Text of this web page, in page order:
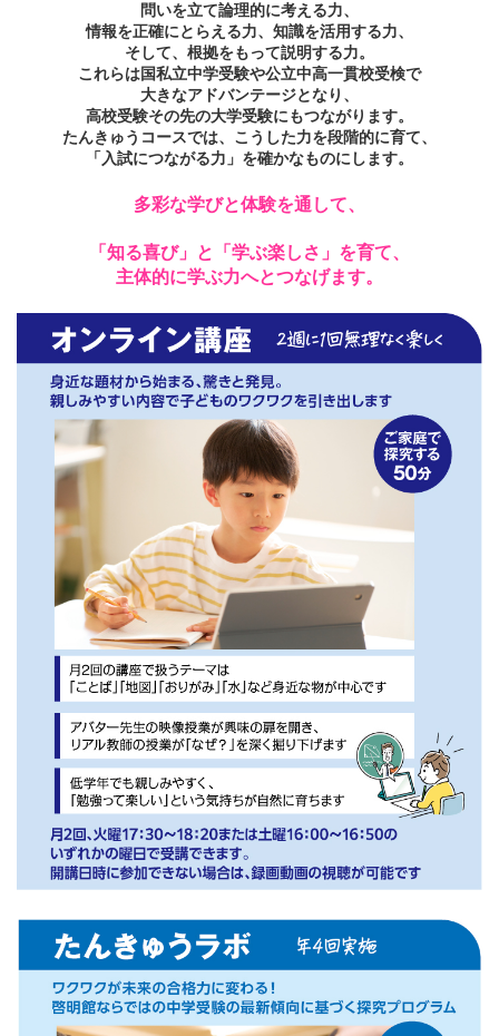
問いを立て論理的に考える力、
情報を正確にとらえる力、知識を活用する力、
そして、根拠をもって説明する力。
これらは国私立中学受験や公立中高一貫校受検で
大きなアドバンテージとなり、
高校受験その先の大学受験にもつながります。
たんきゅうコースでは、こうした力を段階的に育て、
「入試につながる力」を確かなものにします。
多彩な学びと体験を通して、
「知る喜び」と「学ぶ楽しさ」を育て、
主体的に学ぶ力へとつなげます。